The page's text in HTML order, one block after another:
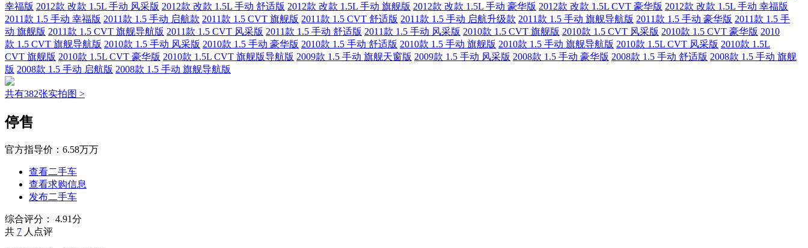
幸福版 2012款 改款 1.5L 手动 风采版 2012款 改款 1.5L 手动 舒适版 2012款 改款 1.5L 手动 旗舰版 2012款 改款 1.5L 手动 豪华版 2012款 改款 1.5L CVT 豪华版 2012款 改款 1.5L 手动 幸福版
2011款 1.5 手动 幸福版 2011款 1.5 手动 启航款 2011款 1.5 CVT 旗舰版 2011款 1.5 CVT 舒适版 2011款 1.5 手动 启航升级款 2011款 1.5 手动 旗舰导航版 2011款 1.5 手动 豪华版 2011款 1.5 手
动 旗舰版 2011款 1.5 CVT 旗舰导航版 2011款 1.5 CVT 风采版 2011款 1.5 手动 舒适版 2011款 1.5 手动 风采版 2010款 1.5 CVT 旗舰版 2010款 1.5 CVT 风采版 2010款 1.5 CVT 豪华版 2010
款 1.5 CVT 旗舰导航版 2010款 1.5 手动 风采版 2010款 1.5 手动 豪华版 2010款 1.5 手动 舒适版 2010款 1.5 手动 旗舰版 2010款 1.5 手动 旗舰导航版 2010款 1.5L CVT 风采版 2010款 1.5L
CVT 旗舰版 2010款 1.5L CVT 豪华版 2010款 1.5L CVT 旗舰版导航版 2009款 1.5 手动 旗舰天窗版 2009款 1.5 手动 风采版 2008款 1.5 手动 豪华版 2008款 1.5 手动 舒适版 2008款 1.5 手动 旗舰
版 2008款 1.5 手动 启航版 2008款 1.5 手动 旗舰导航版
共有382张实拍图 >
停售
官方指导价： 6.58万万
查看二手车
查看求购信息
发布二手车
综合评分：
4.91分
共 7 人点评